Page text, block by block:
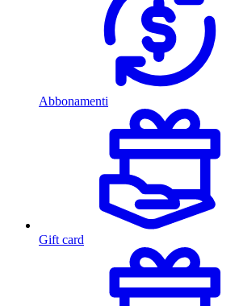
Abbonamenti
Gift card